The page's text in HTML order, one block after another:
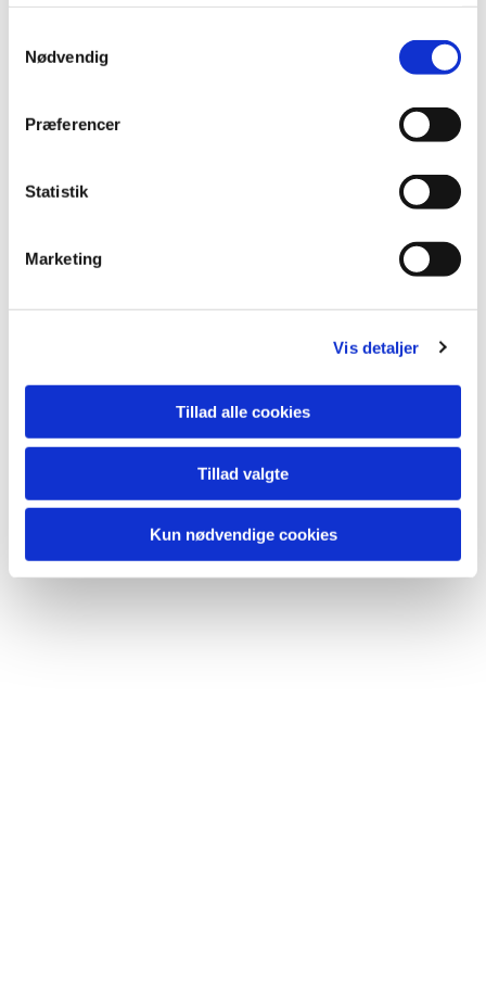
Nødvendig
Præferencer
Statistik
Marketing
Vis detaljer
Tillad alle cookies
Tillad valgte
Kun nødvendige cookies